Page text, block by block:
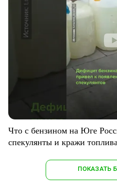
Что с бензином на Юге
спекулянты и кражи
ПОКАЗАТЬ